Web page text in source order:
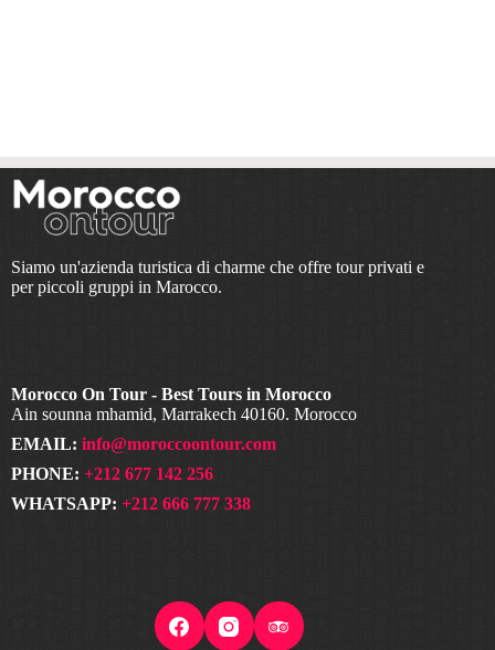
Siamo un'azienda turistica di charme che offre tour privati e
per piccoli gruppi in Marocco.
Morocco On Tour - Best Tours in Morocco
Ain sounna mhamid, Marrakech 40160. Morocco
EMAIL: info@moroccoontour.com
PHONE: +212 677 142 256
WHATSAPP: +212 666 777 338